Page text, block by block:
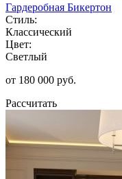
Гардеробная Бикертон
Стиль:
Классический
Цвет:
Светлый
от 180 000 руб.
Рассчитать